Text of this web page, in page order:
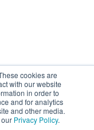
cookies are
with our website
in order to
and for analytics
and other media.
Privacy Policy.